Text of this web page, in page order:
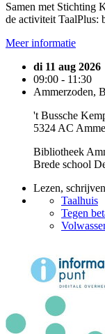
Samen met Stichting
de activiteit TaalPlus:
Meer informatie
di 11 aug 2026
09:00 - 11:30
Ammerzoden,
't Bussche
5324 AC
Bibliotheek
Brede school
Lezen,
Taalhuis
Tegen